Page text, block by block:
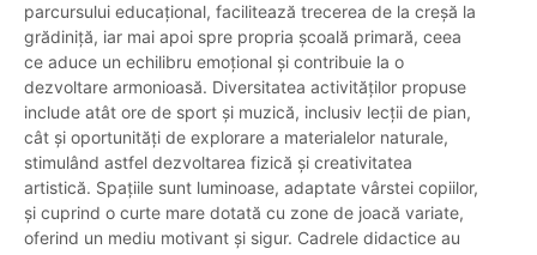
parcursului educațional, facilitează trecerea de la creșă la
grădiniță, iar mai apoi spre propria școală primară, ceea
ce aduce un echilibru emoțional și contribuie la o
dezvoltare armonioasă. Diversitatea activităților propuse
include atât ore de sport și muzică, inclusiv lecții de pian,
cât și oportunități de explorare a materialelor naturale,
stimulând astfel dezvoltarea fizică și creativitatea
artistică. Spațiile sunt luminoase, adaptate vârstei copiilor,
și cuprind o curte mare dotată cu zone de joacă variate,
oferind un mediu motivant și sigur. Cadrele didactice au